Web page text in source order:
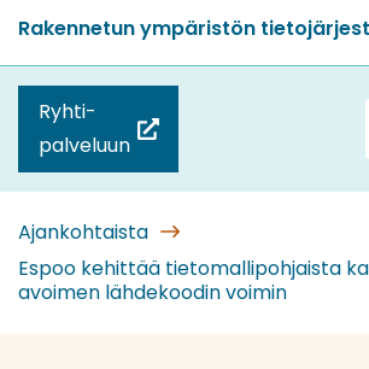
Rakennetun ympäristön
Ryhti-
palveluun
(siirryt
toiseen
Ajankohtaista
Espoo kehittää tietomallipohjaista
avoimen lähdekoodin voimin